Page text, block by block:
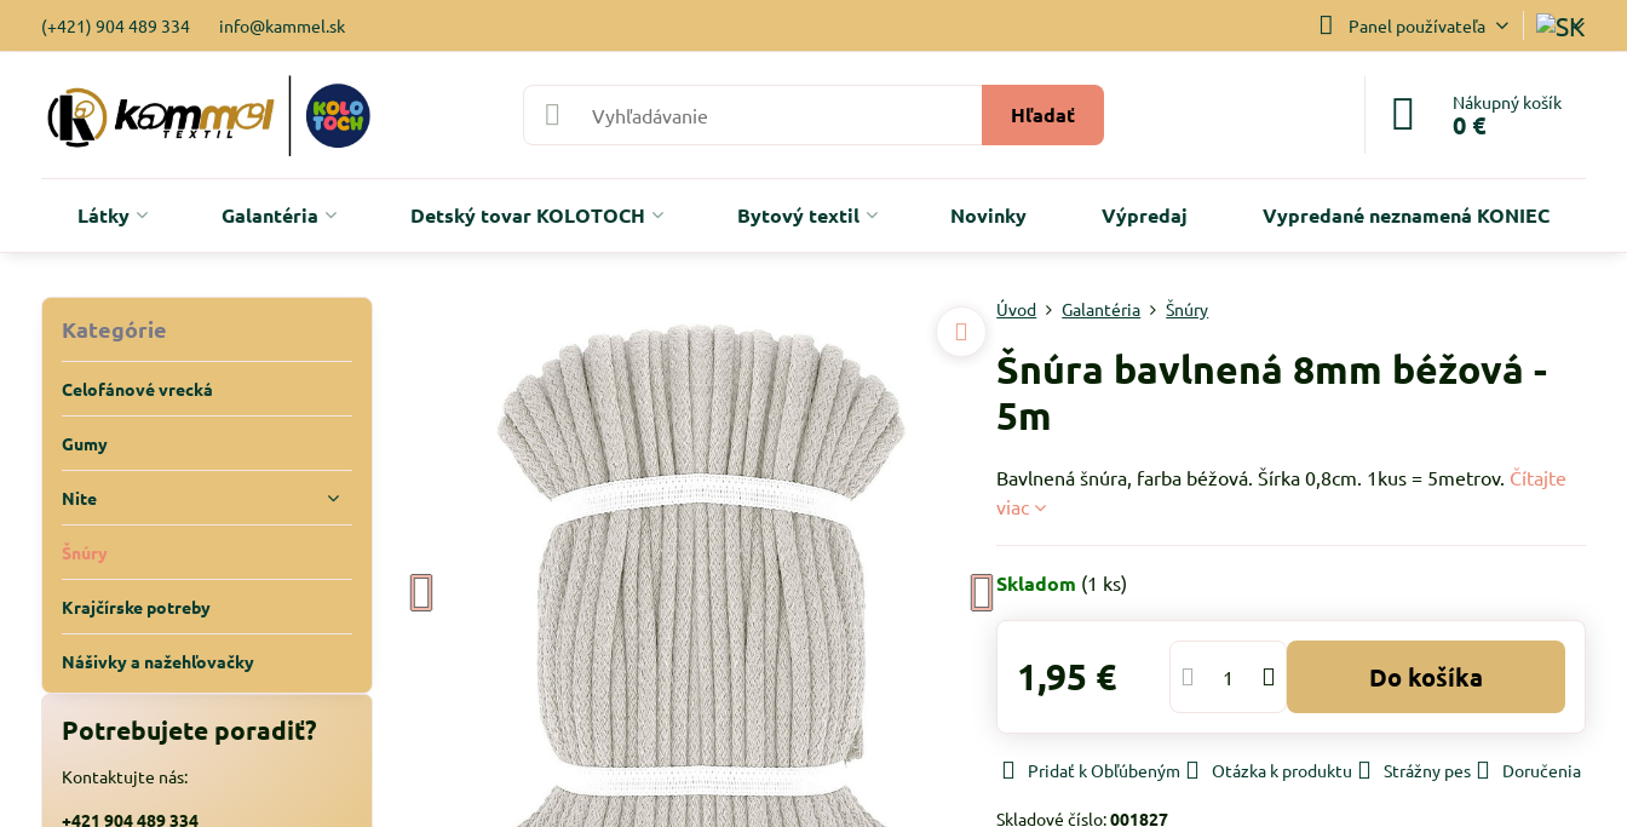
(+421) 904 489 334 info@kammel.sk Panel používateľa
Hľadať Nákupný košík
0 €
Látky Galantéria Detský tovar KOLOTOCH Bytový textil Novinky Výpredaj Vypredané neznamená KONIEC
Úvod Galantéria Šnúry
Šnúra bavlnená 8mm béžová -
5m
Bavlnená šnúra, farba béžová. Šírka 0,8cm. 1kus = 5metrov. Čítajte
viac
Skladom (1 ks)
1,95 € Do košíka
Pridať k Obľúbeným Otázka k produktu Strážny pes Doručenia
Skladové číslo:001827
Kategórie
Celofánové vrecká
Gumy
Nite
Šnúry
Krajčírske potreby
Nášivky a nažehľovačky
Potrebujete poradiť?
Kontaktujte nás:
+421 904 489 334